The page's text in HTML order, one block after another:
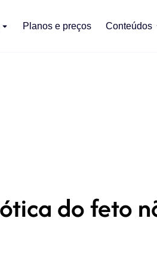
Planos e preços Conteúdos
do feto